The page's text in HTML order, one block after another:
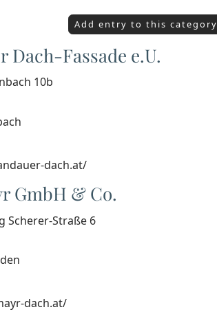
Add entry to this category
Dach-Fassade e.U.
10b
dach.at/
GmbH & Co.
Scherer-Straße 6
dach.at/